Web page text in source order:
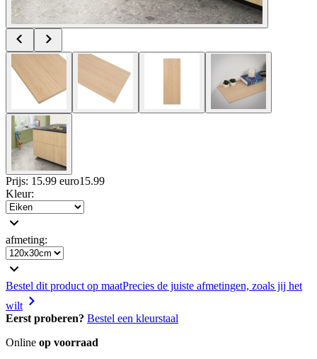
Prijs: 15.99 euro15.99
Kleur:
afmeting:
Bestel dit product op maatPrecies de juiste afmetingen, zoals jij het
wilt
Eerst proberen? Bestel een kleurstaal
Online op voorraad